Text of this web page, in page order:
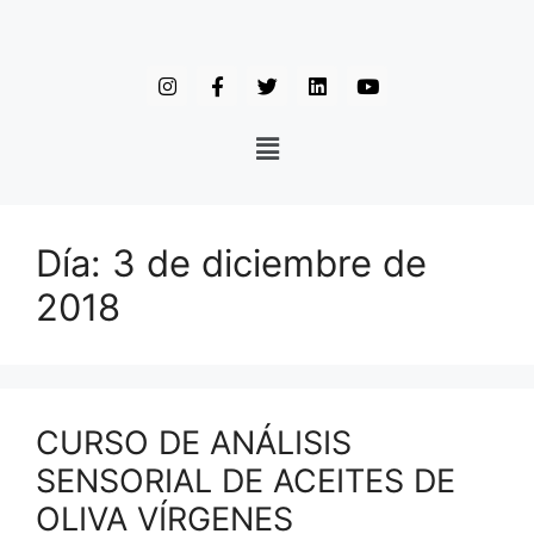
Día: 3 de diciembre de
2018
CURSO DE ANÁLISIS
SENSORIAL DE ACEITES DE
OLIVA VÍRGENES